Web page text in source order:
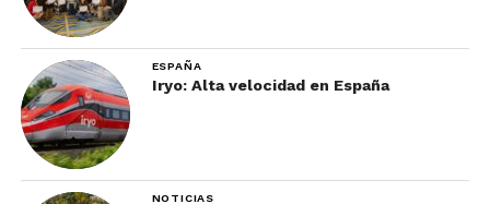
ESPAÑA
Iryo: Alta velocidad en España
NOTICIAS